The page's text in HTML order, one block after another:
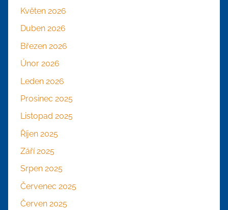
Květen 2026
Duben 2026
Březen 2026
Únor 2026
Leden 2026
Prosinec 2025
Listopad 2025
Říjen 2025
Září 2025
Srpen 2025
Červenec 2025
Červen 2025